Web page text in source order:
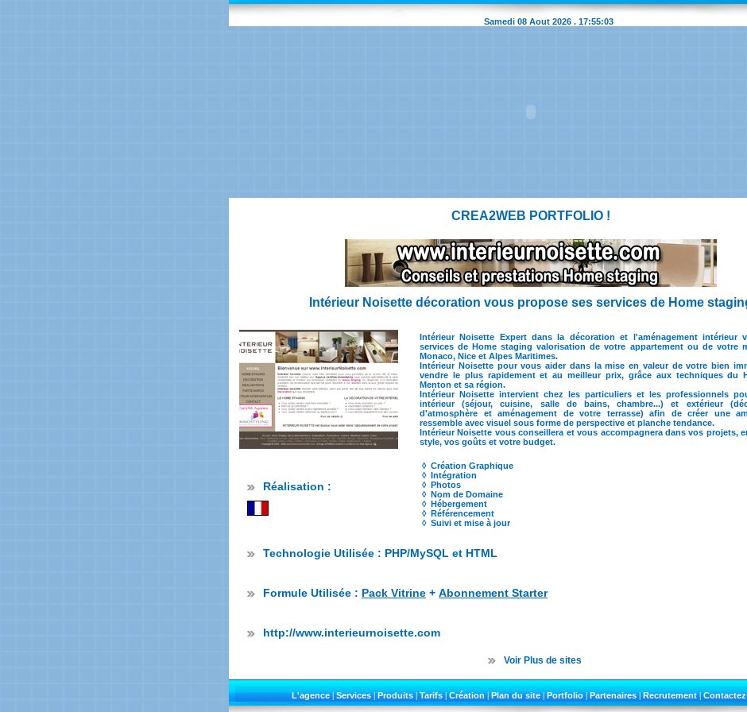
Samedi 08 Aout 2026 . 17:55:03
CREA2WEB PORTFOLIO !
Intérieur Noisette décoration vous propose ses services de Home
Intérieur Noisette Expert dans la décoration et l'aménagement intérieur
services de Home staging valorisation de votre appartement ou de votre
Monaco, Nice et Alpes Maritimes.
Intérieur Noisette pour vous aider dans la mise en valeur de votre bien
vendre le plus rapidement et au meilleur prix, grâce aux techniques du
Menton et sa région.
Intérieur Noisette intervient chez les particuliers et les professionnels
intérieur (séjour, cuisine, salle de bains, chambre...) et extérieur
d'atmosphère et aménagement de votre terrasse) afin de créer une
ressemble avec visuel sous forme de perspective et planche tendance.
Intérieur Noisette vous conseillera et vous accompagnera dans vos projets,
style, vos goûts et votre budget.
Réalisation :
◊ Création Graphique
◊ Intégration
◊ Photos
◊ Nom de Domaine
◊ Hébergement
◊ Référencement
◊ Suivi et mise à jour
Technologie Utilisée : PHP/MySQL et HTML
Formule Utilisée : Pack Vitrine + Abonnement Starter
http://www.interieurnoisette.com
Voir Plus de sites
L'agence|Services|Produits|Tarifs|Création|Plan du site|Portfolio|Partenaires|Recrutement|